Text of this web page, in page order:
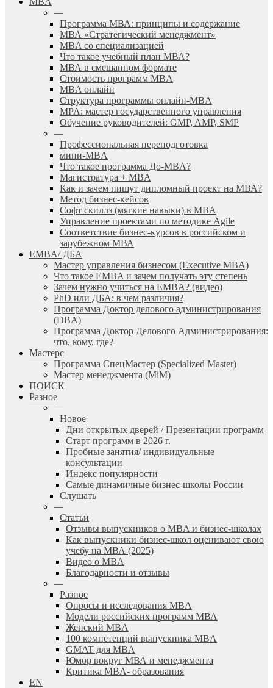
—
Программа МВА: принципы и содержание
МВА «Cтратегический менеджмент»
MBA со специализацией
Что такое учебный план МВА?
МВА в смешанном формате
Стоимость программ MBA
MBA онлайн
Cтруктура программы онлайн-MBA
MPA: мастер государственного управления
Обучение руководителей: GMP, AMP, SMP
—
Профессиональная переподготовка
мини-MBA
Что такое программа До-MBA?
Магистратура + MBA
Как и зачем пишут дипломный проект на МВА?
Метод бизнес-кейсов
Софт скиллз (мягкие навыки) в MBA
Управление проектами по методике Agile
Соответствие бизнес-курсов в российском и
зарубежном МВА
EMBA/ ДБA
Мастер управления бизнесом (Executive MBA)
Что такое EMBA и зачем получать эту степень
Зачем нужно учиться на EMBA? (видео)
PhD или ДБА: в чем различия?
Программа Доктор делового администрирования
(DBА)
Программа Доктор Делового Администрирования:
что, кому, где?
Мастерс
Программа СпецМастер (Specialized Master)
Мастер менеджмента (MiM)
ПОИСК
Разное
—
Новое
Дни открытых дверей / Презентации программ
Старт программ в 2026 г.
Пробные занятия/ индивидуальные
консультации
Индекс популярности
Самые динамичные бизнес-школы России
Слушать
—
Статьи
Отзывы выпускников о MBA и бизнес-школах
Как выпускники бизнес-школ оценивают свою
учебу на МВА (2025)
Видео о MBA
Благодарности и отзывы
—
Разное
Опросы и исследования MBA
Модели российских программ МВА
Женский MBA
100 компетенций выпускника MBA
GMAT для MBA
Юмор вокруг МВА и менеджмента
Критика MBA- образования
EN